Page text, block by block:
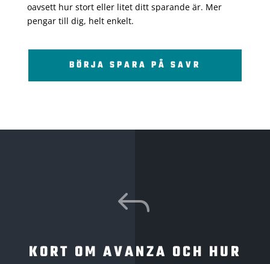
oavsett hur stort eller litet ditt sparande är. Mer
pengar till dig, helt enkelt.
BÖRJA SPARA PÅ SAVR
J
KORT OM AVANZA OCH HUR